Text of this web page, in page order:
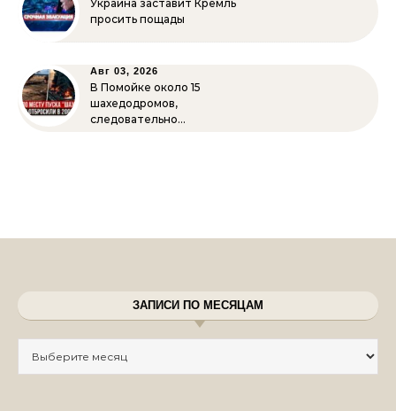
Украина заставит Кремль
просить пощады
Авг 03, 2026
В Помойке около 15
шахедодромов,
следовательно…
ЗАПИСИ ПО МЕСЯЦАМ